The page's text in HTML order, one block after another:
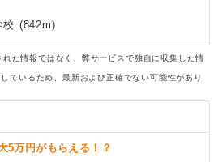
校 (842m)
た情報ではなく、弊サービスで独自に収集した情
ているため、最新および正確でない可能性があり
5万円がもらえる！？